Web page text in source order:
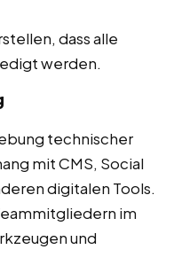
dass alle
werden.
technischer
mit CMS, Social
digitalen Tools.
im
und